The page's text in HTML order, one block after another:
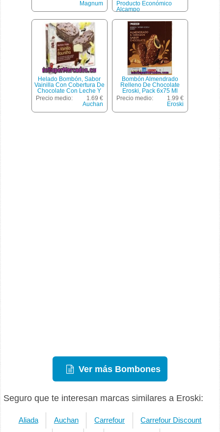
Magnum
45 Mililitros
Producto Económico
Alcampo
Helado Bombón, Sabor
Vainilla Con Cobertura De
Chocolate Con Leche Y
Trocitos De Almendra
Auchan Pack 4 Unidades
Precio medio:
1.69 €
Auchan
Bombón Almendrado
Relleno De Chocolate
Eroski, Pack 6x75 Ml
Precio medio:
1.99 €
Eroski
Ver más Bombones
Seguro que te interesan marcas similares a Eroski:
Aliada Auchan Carrefour Carrefour Discount